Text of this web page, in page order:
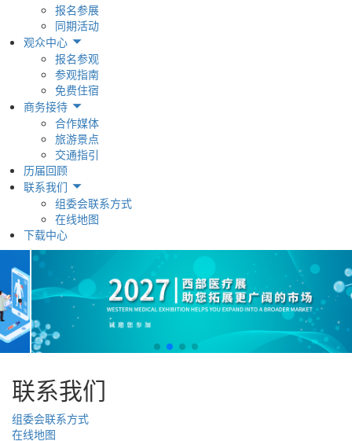
报名参展
同期活动
观众中心
报名参观
参观指南
免费住宿
商务接待
合作媒体
旅游景点
交通指引
历届回顾
联系我们
组委会联系方式
在线地图
下载中心
联系我们
组委会联系方式
在线地图